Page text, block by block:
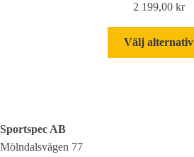
2 199,00 kr
Välj alternativ
Sportspec AB
Mölndalsvägen 77